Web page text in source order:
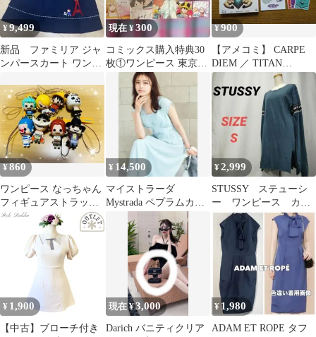
¥9,499
新品 ファミリア ジャ
ンパースカート ワンピ
完売
現在 ¥300
コミックス購入特典30
枚①ワンピース 東京喰
種 もちづきさん 出禁の
モグラほか
¥900
【アメコミ】 CARPE
DIEM ／ TITAN
COMICS ノベルティ付
き
¥860
ワンピース なっちゃん
フィギュアストラップ
まとめ売り 8種★
¥ 14,500
マイストラーダ
Mystrada ペプラムカラ
ーボイルワンピース
¥2,999
STUSSY ステューシ
ー ワンピース カッ
トソー ロング袖 サ
ムホール ロゴ
¥ 1,900
【中古】ブローチ付き
現在 ¥3,000
Darich バニティクリア
¥ 1,980
ADAM ET ROPE タフ